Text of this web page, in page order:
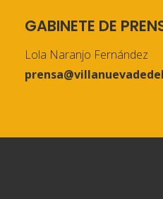
GABINETE DE
Lola Naranjo Fernández